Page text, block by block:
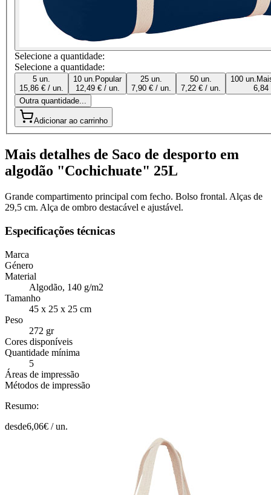
Selecione a quantidade:
Selecione a quantidade:
5 un.
15,86 € / un.
10 un. Popular
12,49 € / un.
25 un.
7,90 € / un.
50 un.
7,22 € / un.
100 un.
6,84
Outra quantidade...
Adicionar ao carrinho
Mais detalhes de Saco de desporto em
algodão "Cochichuate" 25L
Grande compartimento principal com fecho. Bolso frontal. Alças de
29,5 cm. Alça de ombro destacável e ajustável.
Especificações técnicas
Marca
Género
Material
Algodão, 140 g/m2
Tamanho
45 x 25 x 25 cm
Peso
272 gr
Cores disponíveis
Quantidade mínima
5
Áreas de impressão
Métodos de impressão
Resumo:
desde6,06€ /un.